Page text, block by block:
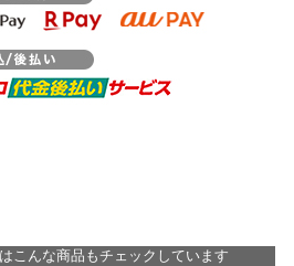
こんな商品もチェックしています